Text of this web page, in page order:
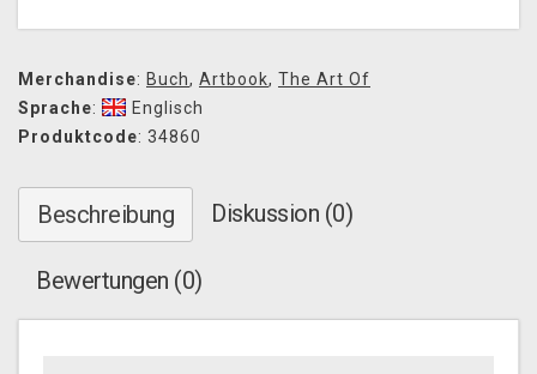
Merchandise: Buch, Artbook, The Art Of
Sprache:
Englisch
Produktcode: 34860
Beschreibung Diskussion (0)
Bewertungen (0)